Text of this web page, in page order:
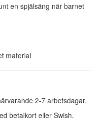
en spjälsäng när barnet
material
2-7 arbetsdagar.
betalkort eller Swish.